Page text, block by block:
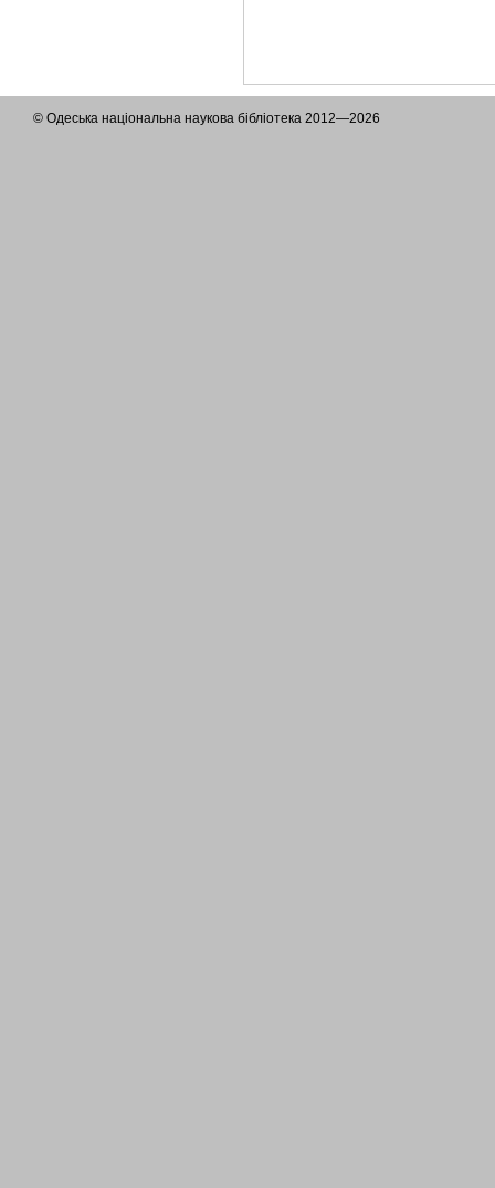
© Одеська національна наукова бібліотека 2012—2026